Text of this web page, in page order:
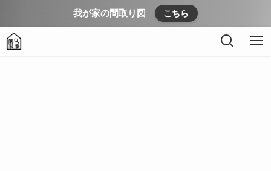
我が家の間取り図 こちら